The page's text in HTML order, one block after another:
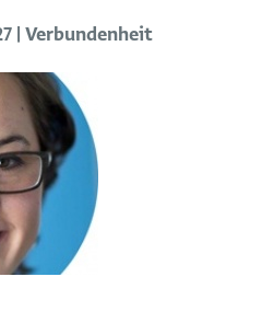
| Verbundenheit